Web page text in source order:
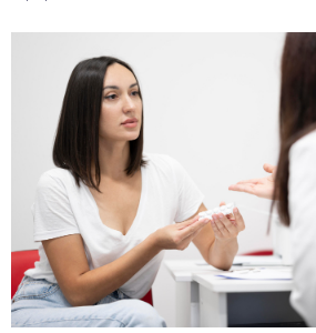
медицина способна успешно
лечением аноргазмии.